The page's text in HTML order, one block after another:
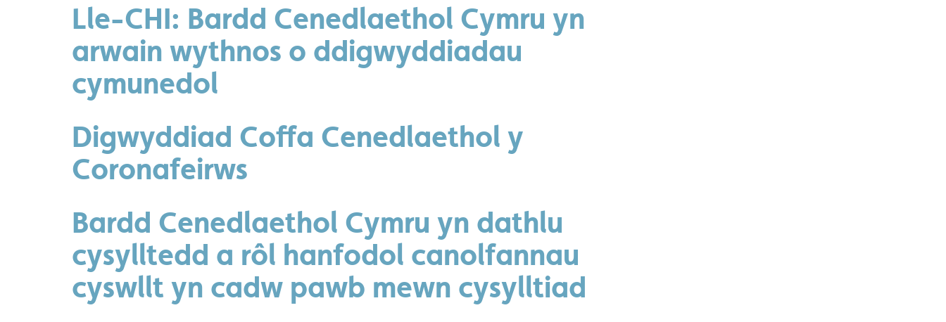
Lle-CHI: Bardd Cenedlaethol Cymru yn
arwain wythnos o ddigwyddiadau
cymunedol
Digwyddiad Coffa Cenedlaethol y
Coronafeirws
Bardd Cenedlaethol Cymru yn dathlu
cysylltedd a rôl hanfodol canolfannau
cyswllt yn cadw pawb mewn cysylltiad